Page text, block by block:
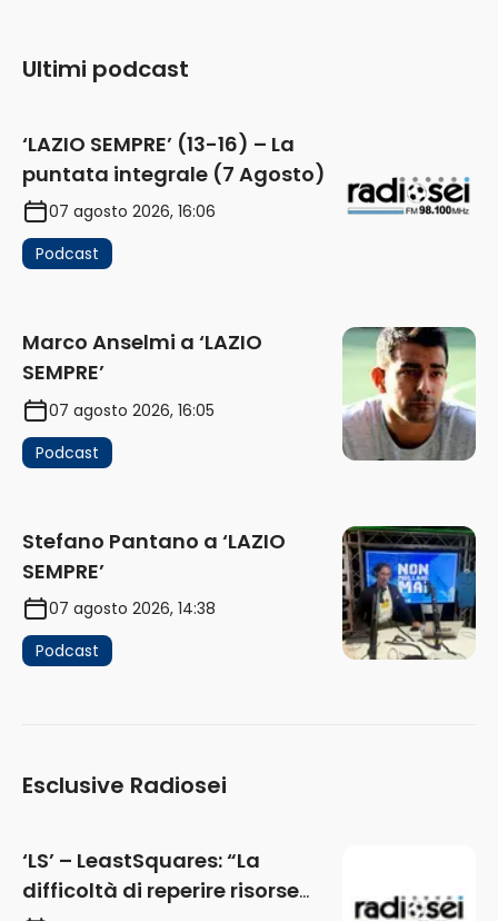
Ultimi podcast
‘LAZIO SEMPRE’ (13-16) – La
puntata integrale (7 Agosto)
07 agosto 2026, 16:06
Podcast
Marco Anselmi a ‘LAZIO
SEMPRE’
07 agosto 2026, 16:05
Podcast
Stefano Pantano a ‘LAZIO
SEMPRE’
07 agosto 2026, 14:38
Podcast
Esclusive Radiosei
‘LS’ – LeastSquares: “La
difficoltà di reperire risorse